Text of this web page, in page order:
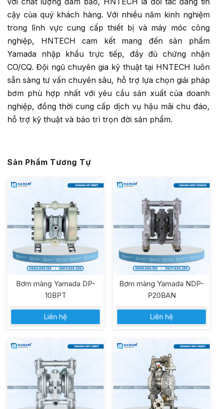
cậy của quý khách hàng. Với nhiều năm kinh nghiệm
trong lĩnh vực cung cấp thiết bị và máy móc công
nghiệp, HNTECH cam kết mang đến sản phẩm
Yamada nhập khẩu trực tiếp, đầy đủ chứng nhận
CO/CQ. Đội ngũ chuyên gia kỹ thuật tại HNTECH luôn
sẵn sàng tư vấn chuyên sâu, hỗ trợ lựa chọn giải pháp
bơm phù hợp nhất với yêu cầu sản xuất của doanh
nghiệp, đồng thời cung cấp dịch vụ hậu mãi chu đáo,
hỗ trợ kỹ thuật và bảo trì trọn đời sản phẩm.
Sản Phẩm Tương Tự
Bơm màng Yamada DP-
10BPT
Liên hệ
Bơm màng Yamada NDP-
P20BAN
Liên hệ